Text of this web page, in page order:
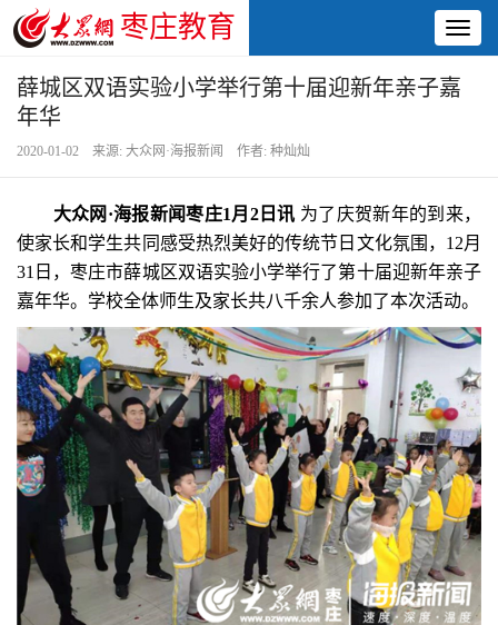
枣庄教育
薛城区双语实验小学举行第十届迎新年亲子嘉
年华
2020-01-02 来源: 大众网·海报新闻 作者: 种灿灿
大众网·海报新闻枣庄1月2日讯 为了庆贺新年的到来，
使家长和学生共同感受热烈美好的传统节日文化氛围，12月
31日，枣庄市薛城区双语实验小学举行了第十届迎新年亲子
嘉年华。学校全体师生及家长共八千余人参加了本次活动。